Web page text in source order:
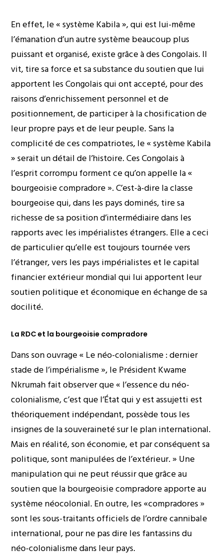
En effet, le « système Kabila », qui est lui-même
l’émanation d’un autre système beaucoup plus
puissant et organisé, existe grâce à des Congolais. Il
vit, tire sa force et sa substance du soutien que lui
apportent les Congolais qui ont accepté, pour des
raisons d’enrichissement personnel et de
positionnement, de participer à la chosification de
leur propre pays et de leur peuple. Sans la
complicité de ces compatriotes, le « système Kabila
» serait un détail de l’histoire. Ces Congolais à
l’esprit corrompu forment ce qu’on appelle la «
bourgeoisie compradore ». C’est-à-dire la classe
bourgeoise qui, dans les pays dominés, tire sa
richesse de sa position d’intermédiaire dans les
rapports avec les impérialistes étrangers. Elle a ceci
de particulier qu’elle est toujours tournée vers
l’étranger, vers les pays impérialistes et le capital
financier extérieur mondial qui lui apportent leur
soutien politique et économique en échange de sa
docilité.
La RDC et la bourgeoisie compradore
Dans son ouvrage « Le néo-colonialisme : dernier
stade de l’impérialisme », le Président Kwame
Nkrumah fait observer que « l’essence du néo-
colonialisme, c’est que l’État qui y est assujetti est
théoriquement indépendant, possède tous les
insignes de la souveraineté sur le plan international.
Mais en réalité, son économie, et par conséquent sa
politique, sont manipulées de l’extérieur. » Une
manipulation qui ne peut réussir que grâce au
soutien que la bourgeoisie compradore apporte au
système néocolonial. En outre, les «compradores »
sont les sous-traitants officiels de l’ordre cannibale
international, pour ne pas dire les fantassins du
néo-colonialisme dans leur pays.